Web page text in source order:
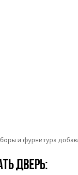
и фурнитура
дверь: